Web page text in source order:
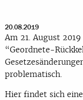
20.08.2019
Am 21. August
“Geordnete-
problematisch.
Hier findet sich